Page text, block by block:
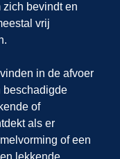
bevindt en
vrij
in de afvoer
beschadigde
of
als er
of een